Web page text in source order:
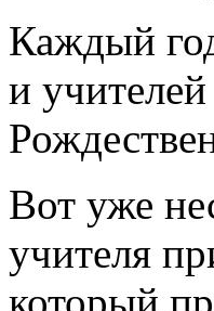
Каждый
и
Вот уже
учителя